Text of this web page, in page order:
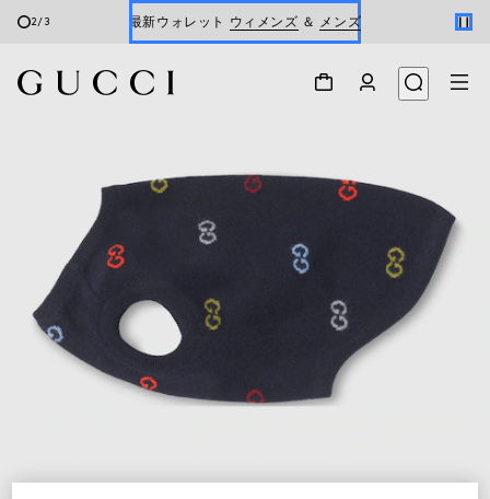
2/3 最新ウォレット ウィメンズ ＆ メンズ